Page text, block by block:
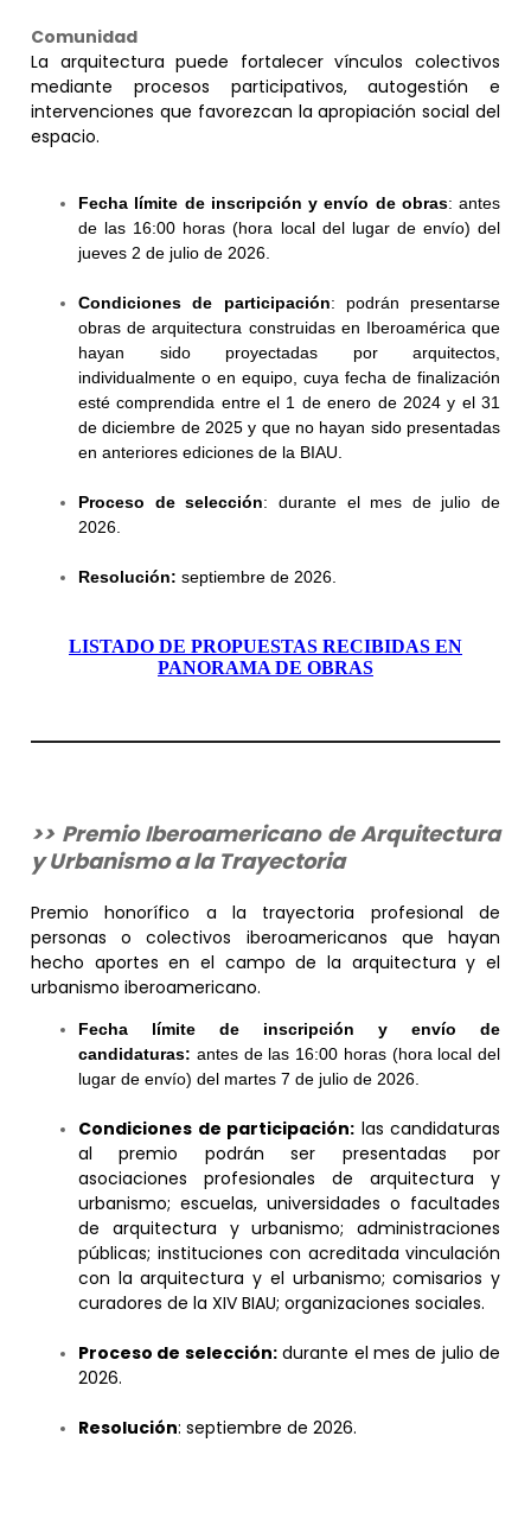
Comunidad
La arquitectura puede fortalecer vínculos colectivos
mediante procesos participativos, autogestión e
intervenciones que favorezcan la apropiación social del
espacio.
Fecha límite de inscripción y envío de obras: antes
de las 16:00 horas (hora local del lugar de envío) del
jueves 2 de julio de 2026.
Condiciones de participación: podrán presentarse
obras de arquitectura construidas en Iberoamérica que
hayan sido proyectadas por arquitectos,
individualmente o en equipo, cuya fecha de finalización
esté comprendida entre el 1 de enero de 2024 y el 31
de diciembre de 2025 y que no hayan sido presentadas
en anteriores ediciones de la BIAU.
Proceso de selección: durante el mes de julio de
2026.
Resolución: septiembre de 2026.
LISTADO DE PROPUESTAS RECIBIDAS EN
PANORAMA DE OBRAS
>> Premio Iberoamericano de Arquitectura
y Urbanismo a la Trayectoria
Premio honorífico a la trayectoria profesional de
personas o colectivos iberoamericanos que hayan
hecho aportes en el campo de la arquitectura y el
urbanismo iberoamericano.
Fecha límite de inscripción y envío de
candidaturas: antes de las 16:00 horas (hora local del
lugar de envío) del martes 7 de julio de 2026.
Condiciones de participación: las candidaturas
al premio podrán ser presentadas por
asociaciones profesionales de arquitectura y
urbanismo; escuelas, universidades o facultades
de arquitectura y urbanismo; administraciones
públicas; instituciones con acreditada vinculación
con la arquitectura y el urbanismo; comisarios y
curadores de la XIV BIAU; organizaciones sociales.
Proceso de selección:durante el mes de julio de
2026.
Resolución: septiembre de 2026.